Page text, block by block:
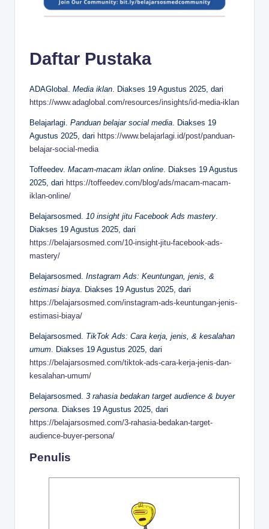
Daftar Pustaka
ADAGlobal. Media iklan. Diakses 19 Agustus 2025, dari
https://www.adaglobal.com/resources/insights/id-media-iklan
Belajarlagi. Panduan belajar social media. Diakses 19
Agustus 2025, dari https://www.belajarlagi.id/post/panduan-
belajar-social-media
Toffeedev. Macam-macam iklan online. Diakses 19 Agustus
2025, dari https://toffeedev.com/blog/ads/macam-macam-
iklan-online/
Belajarsosmed. 10 insight jitu Facebook Ads mastery.
Diakses 19 Agustus 2025, dari
https://belajarsosmed.com/10-insight-jitu-facebook-ads-
mastery/
Belajarsosmed. Instagram Ads: Keuntungan, jenis, &
estimasi biaya. Diakses 19 Agustus 2025, dari
https://belajarsosmed.com/instagram-ads-keuntungan-jenis-
estimasi-biaya/
Belajarsosmed. TikTok Ads: Cara kerja, jenis, & kesalahan
umum. Diakses 19 Agustus 2025, dari
https://belajarsosmed.com/tiktok-ads-cara-kerja-jenis-dan-
kesalahan-umum/
Belajarsosmed. 3 rahasia bedakan target audience & buyer
persona. Diakses 19 Agustus 2025, dari
https://belajarsosmed.com/3-rahasia-bedakan-target-
audience-buyer-persona/
Penulis